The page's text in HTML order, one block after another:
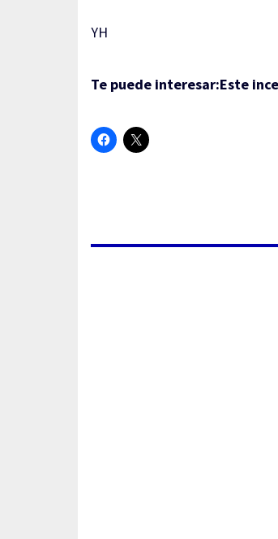
YH
Te puede interesar:Este